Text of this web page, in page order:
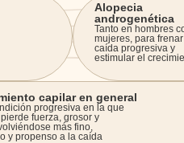
Alopecia
androgenética
Tanto en hombres
mujeres, para
caída progresiva y
estimular el
capilar en general
progresiva en la que
fuerza, grosor y
más fino,
y propenso a la caída